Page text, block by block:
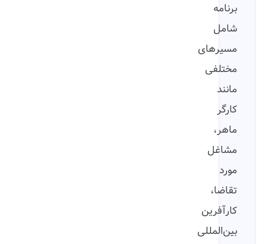
برنامه
شامل
مسیرهای
مختلفی
مانند
کارگر
ماهر،
مشاغل
مورد
تقاضا،
کارآفرین
بین‌المللی